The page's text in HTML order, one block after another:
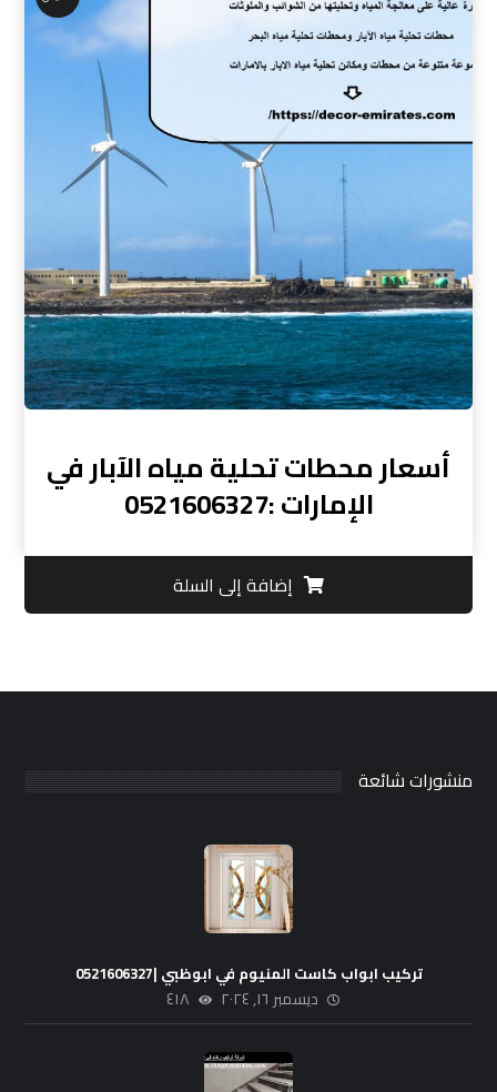
أسعار محطات تحلية مياه الآبار في
الإمارات :0521606327
إضافة إلى السلة
منشورات شائعة
تركيب ابواب كاست المنيوم في ابوظبي |0521606327
ديسمبر ١٦, ٢٠٢٤ ٤١٨